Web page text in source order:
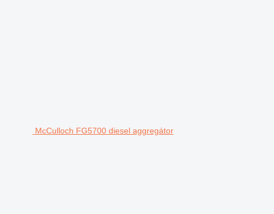
McCulloch FG5700 diesel aggregátor